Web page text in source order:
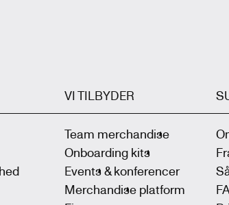
VI TILBYDER
Team merchandise
Onboarding kits
Events & konferencer
Merchandise platform